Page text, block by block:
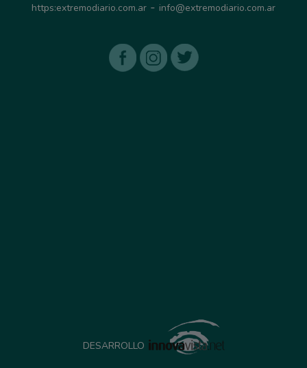
https:extremodiario.com.ar - info@extremodiario.com.ar
DESARROLLO